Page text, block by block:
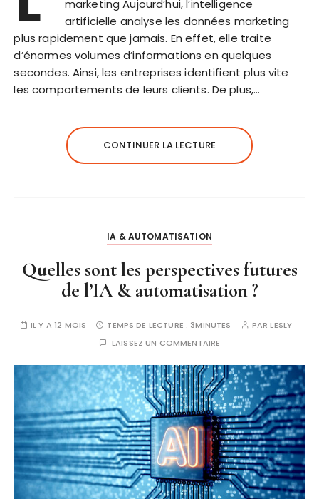
marketing Aujourd’hui, l’intelligence
artificielle analyse les données marketing
plus rapidement que jamais. En effet, elle traite
d’énormes volumes d’informations en quelques
secondes. Ainsi, les entreprises identifient plus vite
les comportements de leurs clients. De plus,…
CONTINUER LA LECTURE
IA & AUTOMATISATION
Quelles sont les perspectives futures
de l’IA & automatisation ?
IL Y A 12 MOIS TEMPS DE LECTURE : 3MINUTES PARLESLY
LAISSEZ UN COMMENTAIRE